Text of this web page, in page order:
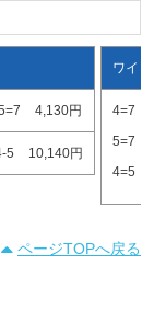
4,130円
5 10,140円
ワイド
4=7
5=7
4=5
ページTOPへ戻る